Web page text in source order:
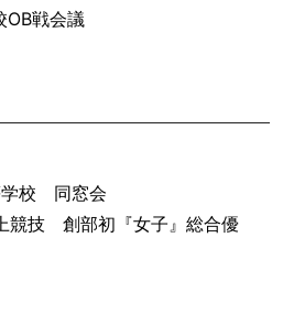
内６校OB戦会議
学校 同窓会
競技 創部初『女子』総合優